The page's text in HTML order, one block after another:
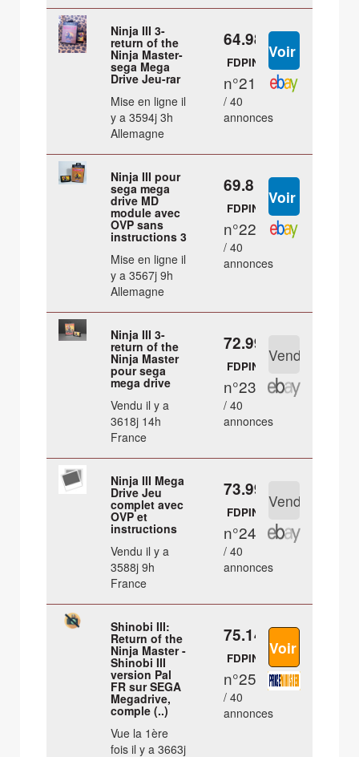
Ninja III 3-
return of the
Ninja Master-
sega Mega
Drive Jeu-rar
Mise en ligne il
y a 3594j 3h
Allemagne
64.98 €
FDPIN
n°21
/ 40
annonces
Ninja III pour
sega mega
drive MD
module avec
OVP sans
instructions 3
Mise en ligne il
y a 3567j 9h
Allemagne
69.8 €
FDPIN
n°22
/ 40
annonces
Ninja III 3-
return of the
Ninja Master
pour sega
mega drive
Vendu il y a
3618j 14h
France
72.99 €
FDPIN
n°23
/ 40
annonces
Ninja III Mega
Drive Jeu
complet avec
OVP et
instructions
Vendu il y a
3588j 9h
France
73.99 €
FDPIN
n°24
/ 40
annonces
Shinobi III:
Return of the
Ninja Master -
Shinobi III
version Pal
FR sur SEGA
Megadrive,
comple (..)
Vue la 1ère
fois il y a 3663j
75.14 €
FDPIN
n°25
/ 40
annonces